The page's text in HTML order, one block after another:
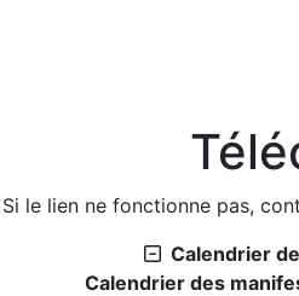
Si le lien ne fonctionne pas,
Calendrier
Calendrier des